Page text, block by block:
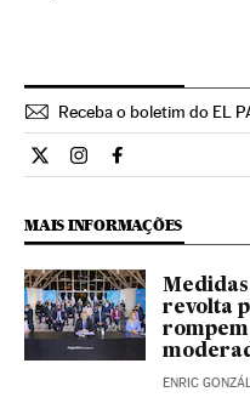
Receba o boletim do EL
Internacional El País
Internacional El
Internacional El
MAIS INFORMAÇÕES
revolta
rompem
ENRIC